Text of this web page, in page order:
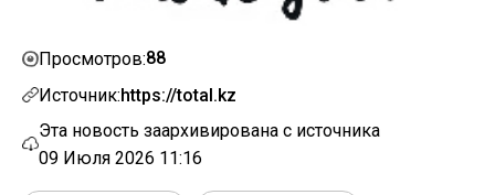
Просмотров:88
Источник:https://total.kz
Эта новость заархивирована с источника
09 Июля 2026 11:16